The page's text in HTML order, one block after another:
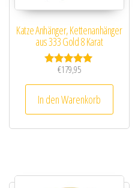
Katze Anhänger, Kettenanhänger
aus 333 Gold 8 Karat
Bewertet mit
€179,95
In den Warenkorb